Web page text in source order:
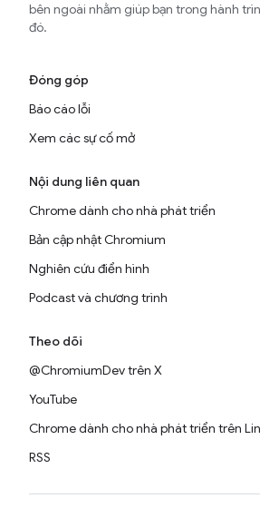
bên ngoài nhằm giúp bạn trong hành
đó.
Đóng góp
Báo cáo lỗi
Xem các sự cố mở
Nội dung liên quan
Chrome dành cho nhà phát triển
Bản cập nhật Chromium
Nghiên cứu điển hình
Podcast và chương trình
Theo dõi
@ChromiumDev trên X
YouTube
Chrome dành cho nhà phát triển trên
RSS